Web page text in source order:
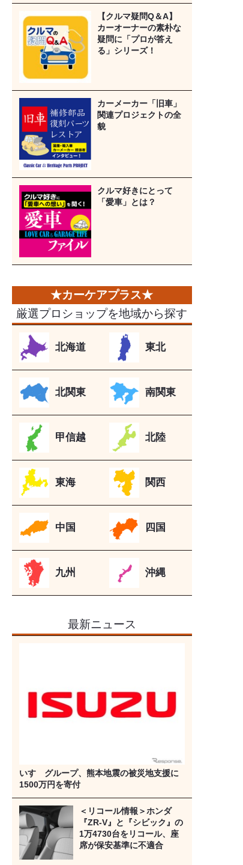
【クルマ疑問Q＆A】
カーオーナーの素朴な
疑問に「プロが答え
る」シリーズ！
カーメーカー「旧車」
関連プロジェクトの全
貌
クルマ好きにとって
「愛車」とは？
厳選プロショップを地域から探す
北海道 東北
北関東 南関東
甲信越 北陸
東海 関西
中国 四国
九州 沖縄
最新ニュース
いすゞグループ、熊本地震の被災地支援に
1500万円を寄付
＜リコール情報＞ホンダ
『ZR-V』と『シビック』の
1万4730台をリコール、座
席が保安基準に不適合